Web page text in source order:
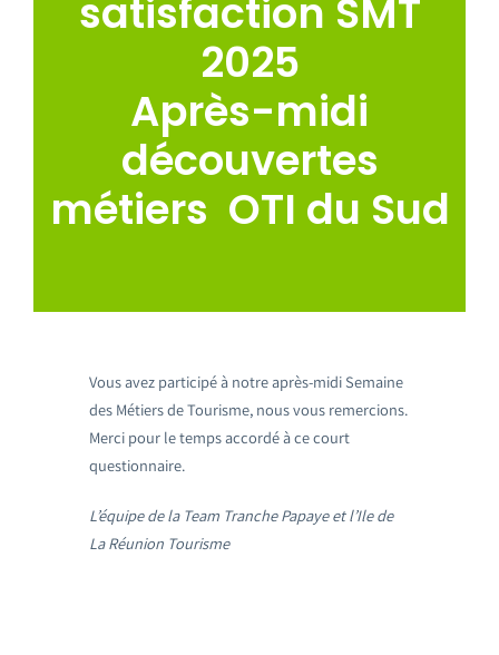
Emploi tourisme
satisfaction SMT
2025
Après-midi
découvertes
métiers OTI du Sud
Vous avez participé à notre après-midi Semaine
des Métiers de Tourisme, nous vous remercions.
Merci pour le temps accordé à ce court
questionnaire.
L’équipe de la Team Tranche Papaye et l’Ile de
La Réunion Tourisme